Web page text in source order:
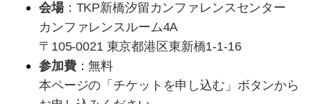
会場：TKP新橋汐留カンファレンスセンター
カンファレンスルーム4A
〒105-0021 東京都港区東新橋1-1-16
参加費：無料
本ページの「チケットを申し込む」ボタンから